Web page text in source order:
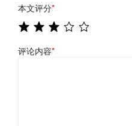
本文评分*
评论内容*